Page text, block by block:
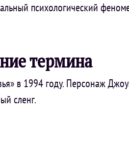
психологический
термина
в 1994 году. Персонаж
сленг.